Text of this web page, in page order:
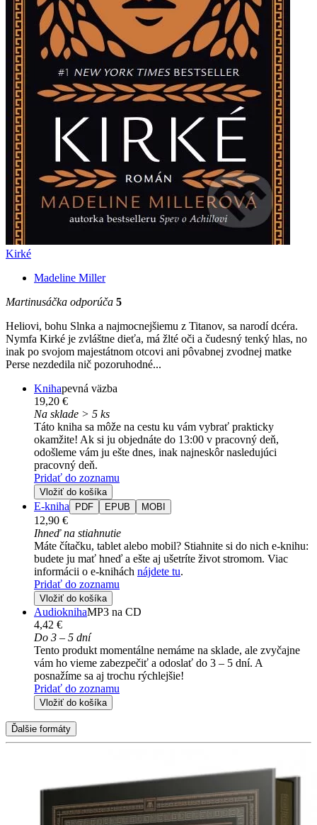
Kirké
Madeline Miller
Martinusáčka odporúča 5
Heliovi, bohu Slnka a najmocnejšiemu z Titanov, sa narodí dcéra.
Nymfa Kirké je zvláštne dieťa, má žlté oči a čudesný tenký hlas, no
inak po svojom majestátnom otcovi ani pôvabnej zvodnej matke
Perse nezdedila nič pozoruhodné...
Knihapevná väzba
19,20 €
Na sklade > 5 ks
Táto kniha sa môže na cestu ku vám vybrať prakticky
okamžite! Ak si ju objednáte do 13:00 v pracovný deň,
odošleme vám ju ešte dnes, inak najneskôr nasledujúci
pracovný deň.
Pridať do zoznamu
Vložiť do košíka
E-kniha PDF EPUB MOBI
12,90 €
Ihneď na stiahnutie
Máte čítačku, tablet alebo mobil? Stiahnite si do nich e-knihu:
budete ju mať hneď a ešte aj ušetríte život stromom. Viac
informácii o e-knihách nájdete tu.
Pridať do zoznamu
Vložiť do košíka
AudioknihaMP3 na CD
4,42 €
Do 3 – 5 dní
Tento produkt momentálne nemáme na sklade, ale zvyčajne
vám ho vieme zabezpečiť a odoslať do 3 – 5 dní. A
posnažíme sa aj trochu rýchlejšie!
Pridať do zoznamu
Vložiť do košíka
Ďalšie formáty